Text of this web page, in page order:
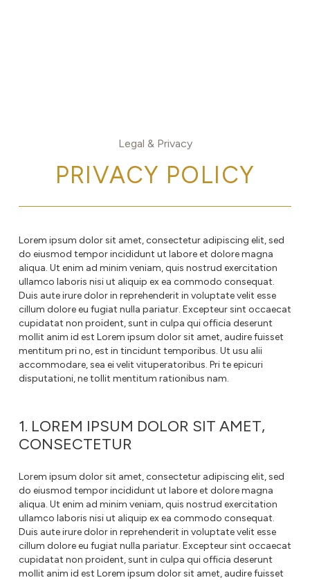
Legal & Privacy
PRIVACY POLICY
Lorem ipsum dolor sit amet, consectetur adipiscing elit, sed
do eiusmod tempor incididunt ut labore et dolore magna
aliqua. Ut enim ad minim veniam, quis nostrud exercitation
ullamco laboris nisi ut aliquip ex ea commodo consequat.
Duis aute irure dolor in reprehenderit in voluptate velit esse
cillum dolore eu fugiat nulla pariatur. Excepteur sint occaecat
cupidatat non proident, sunt in culpa qui officia deserunt
mollit anim id est Lorem ipsum dolor sit amet, audire fuisset
mentitum pri no, est in tincidunt temporibus. Ut usu alii
accommodare, sea ei velit vituperatoribus. Pri te epicuri
disputationi, ne tollit mentitum rationibus nam.
1. LOREM IPSUM DOLOR SIT AMET,
CONSECTETUR
Lorem ipsum dolor sit amet, consectetur adipiscing elit, sed
do eiusmod tempor incididunt ut labore et dolore magna
aliqua. Ut enim ad minim veniam, quis nostrud exercitation
ullamco laboris nisi ut aliquip ex ea commodo consequat.
Duis aute irure dolor in reprehenderit in voluptate velit esse
cillum dolore eu fugiat nulla pariatur. Excepteur sint occaecat
cupidatat non proident, sunt in culpa qui officia deserunt
mollit anim id est Lorem ipsum dolor sit amet, audire fuisset